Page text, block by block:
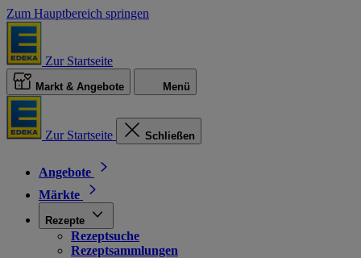
Zum Hauptbereich springen
Zur Startseite
Markt & Angebote Menü
Zur Startseite Schließen
Angebote
Märkte
Rezepte
Rezeptsuche
Rezeptsammlungen